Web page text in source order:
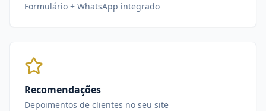
Formulário + WhatsApp integrado
Recomendações
Depoimentos de clientes no seu site